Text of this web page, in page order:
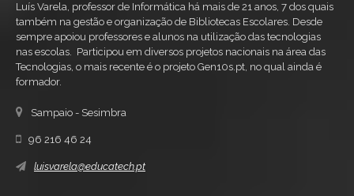
Luís Varela, professor de Informática há mais de 21 anos, 7 dos quais
também na gestão e organização de Bibliotecas Escolares. Desde
sempre apoiou professores e alunos na utilização das tecnologias
nas escolas. Participou em diversos projetos nacionais na área das
Tecnologias, o mais recente é o projeto Gen10s.pt, no qual ainda é
formador.
Sampaio - Sesimbra
96 216 46 24
luisvarela@educatech.pt